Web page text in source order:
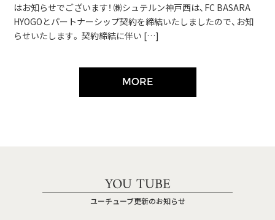
はお知らせでございます！ ㈱シュテルン神戸西は、FC BASARA
HYOGOとパートナーシップ契約を締結いたしましたので、お知
らせいたします。 契約締結に伴い […]
MORE
YOU TUBE
ユーチューブ更新のお知らせ